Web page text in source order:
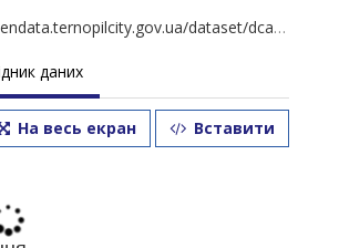
dca3558b-db0d-4705-af34-7e6120f4576f/resource/e61e781b-fdd2-4bf0-a9a3-5de8bdb80333/download/53-2026-01.02.2026.xlsx
даних
На весь екран Вставити